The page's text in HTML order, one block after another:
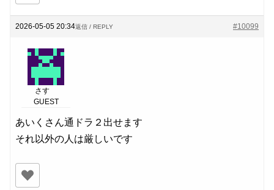
2026-05-05 20:34 #10099
返信 / REPLY
さす
GUEST
あいくさん通ドラ２出せます
それ以外の人は厳しいです